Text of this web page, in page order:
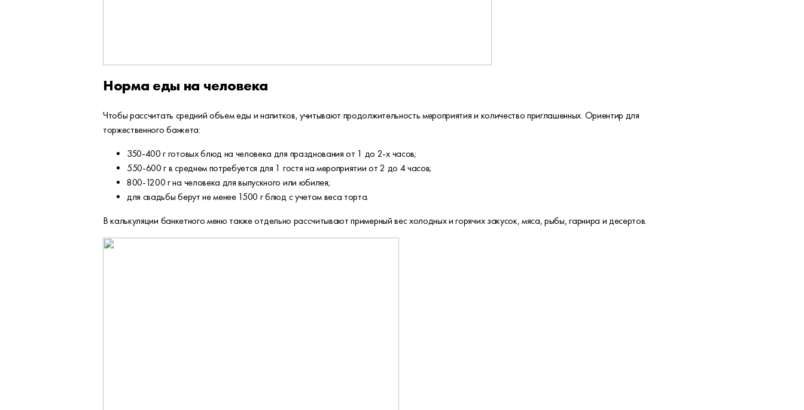
Норма еды на человека
Чтобы рассчитать средний объем еды и напитков, учитывают продолжительность мероприятия и количество приглашенных. Ориентир для
торжественного банкета:
350-400 г готовых блюд на человека для празднования от 1 до 2-х часов;
550-600 г в среднем потребуется для 1 гостя на мероприятии от 2 до 4 часов;
800-1200 г на человека для выпускного или юбилея;
для свадьбы берут не менее 1500 г блюд с учетом веса торта.
В калькуляции банкетного меню также отдельно рассчитывают примерный вес холодных и горячих закусок, мяса, рыбы, гарнира и десертов.